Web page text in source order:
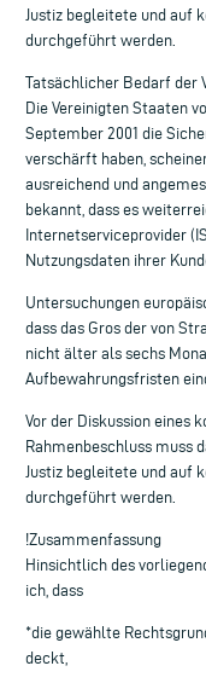
Justiz begleitete und auf
durchgeführt werden.
Tatsächlicher Bedarf der
Die Vereinigten Staaten
September 2001 die
verschärft haben,
ausreichend und
bekannt, dass es
Internetserviceprovider
Nutzungsdaten ihrer
Untersuchungen
dass das Gros der von
nicht älter als sechs
Aufbewahrungsfristen
Vor der Diskussion eines
Rahmenbeschluss muss
Justiz begleitete und auf
durchgeführt werden.
!Zusammenfassung
Hinsichtlich des
ich, dass
*die gewählte
deckt,